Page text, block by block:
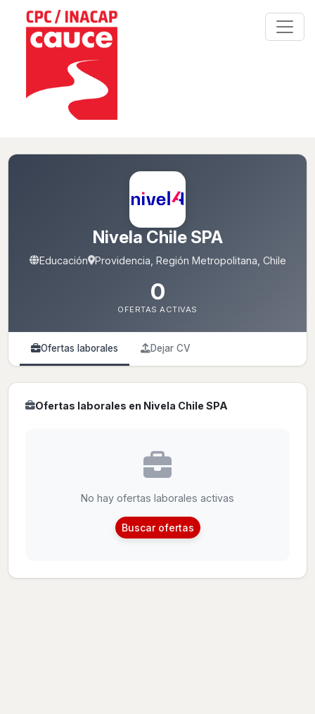
Nivela Chile SPA
Educación Providencia, Región Metropolitana, Chile
0
OFERTAS ACTIVAS
Ofertas laborales Dejar CV
Ofertas laborales en Nivela Chile SPA
No hay ofertas laborales activas
Buscar ofertas